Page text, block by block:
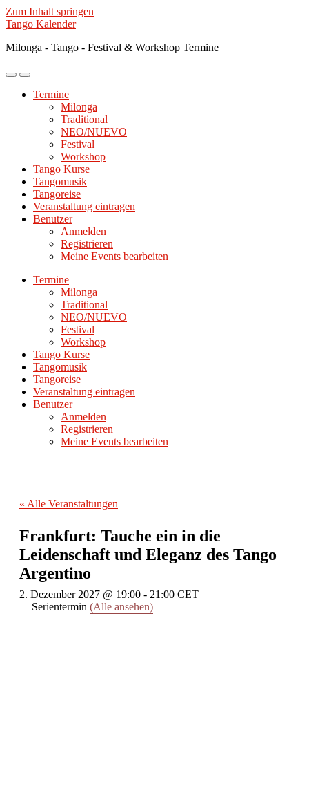
Zum Inhalt springen
Tango Kalender
Milonga - Tango - Festival & Workshop Termine
Mobile-
ein-/ausblenden
Suchfeld
ein-/ausblenden
Termine
Milonga
Traditional
NEO/NUEVO
Festival
Workshop
Tango Kurse
Tangomusik
Tangoreise
Veranstaltung eintragen
Benutzer
Anmelden
Registrieren
Meine Events bearbeiten
Termine
Milonga
Traditional
NEO/NUEVO
Festival
Workshop
Tango Kurse
Tangomusik
Tangoreise
Veranstaltung eintragen
Benutzer
Anmelden
Registrieren
Meine Events bearbeiten
« Alle Veranstaltungen
Frankfurt: Tauche ein in die
Leidenschaft und Eleganz des Tango
Argentino
2. Dezember 2027 @ 19:00 - 21:00 CET
Serientermin (Alle ansehen)